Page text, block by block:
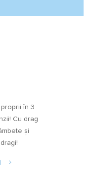
în 3
Cu drag
și